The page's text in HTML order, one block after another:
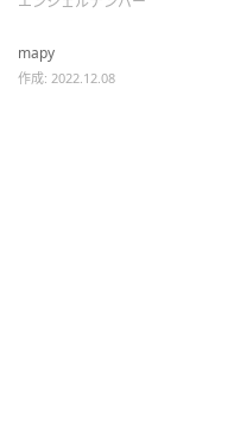
mapy
作成: 2022.12.08